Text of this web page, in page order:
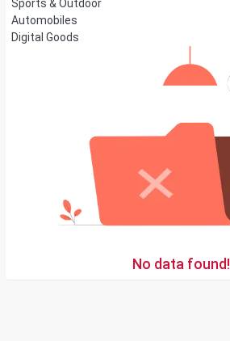
Sports & Outdoor
Automobiles
Digital Goods
No data found!